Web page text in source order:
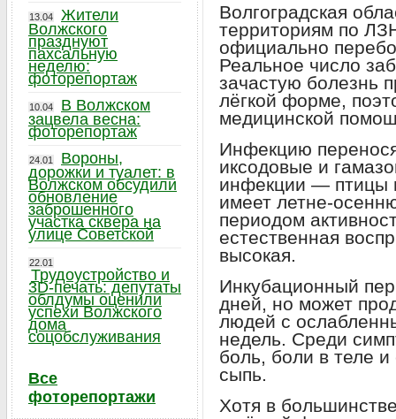
Волгоградская
территориям по
официально
Реальное число
зачастую болезнь
лёгкой форме,
медицинской
Инфекцию
иксодовые и
инфекции — птицы
имеет
периодом
естественная
высокая.
Инкубационный
дней, но может
людей с
недель. Среди
боль, боли в теле
сыпь.
Хотя в
13.04
Жители
Волжского
празднуют
пахсальную
неделю:
фоторепортаж
10.04
В Волжском
зацвела весна:
фоторепортаж
24.01
Вороны,
дорожки и туалет: в
Волжском обсудили
обновление
заброшенного
участка сквера на
улице Советской
22.01
Трудоустройство и
3D-печать: депутаты
облдумы оценили
успехи Волжского
дома
соцобслуживания
Все
фоторепортажи